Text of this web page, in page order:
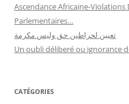
Ascendance Africaine-
Parlementaires…
تعيين لحراطين حق وليس مكرمة
Un oubli déliberé ou ignorance
CATÉGORIES